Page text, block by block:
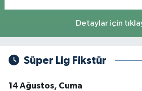
Detaylar için
Süper Lig Fikstür
14 Ağustos, Cuma